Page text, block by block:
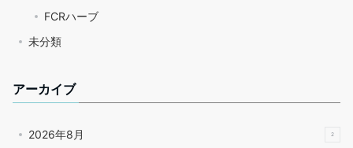
FCRハーブ
未分類
アーカイブ
2026年8月 2